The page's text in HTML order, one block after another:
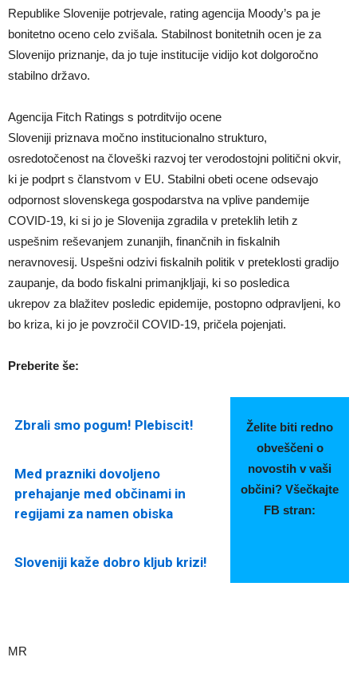
Republike Slovenije potrjevale, rating agencija Moody’s pa je
bonitetno oceno celo zvišala. Stabilnost bonitetnih ocen je za
Slovenijo priznanje, da jo tuje institucije vidijo kot dolgoročno
stabilno državo.
Agencija Fitch Ratings s potrditvijo ocene
Sloveniji priznava močno institucionalno strukturo,
osredotočenost na človeški razvoj ter verodostojni politični okvir,
ki je podprt s članstvom v EU. Stabilni obeti ocene odsevajo
odpornost slovenskega gospodarstva na vplive pandemije
COVID-19, ki si jo je Slovenija zgradila v preteklih letih z
uspešnim reševanjem zunanjih, finančnih in fiskalnih
neravnovesij. Uspešni odzivi fiskalnih politik v preteklosti gradijo
zaupanje, da bodo fiskalni primanjkljaji, ki so posledica
ukrepov za blažitev posledic epidemije, postopno odpravljeni, ko
bo kriza, ki jo je povzročil COVID-19, pričela pojenjati.
Preberite še:
Zbrali smo pogum! Plebiscit!
Želite biti redno
obveščeni o
novostih v vaši
občini? Všečkajte
FB stran:
Med prazniki dovoljeno
prehajanje med občinami in
regijami za namen obiska
Sloveniji kaže dobro kljub krizi!
MR